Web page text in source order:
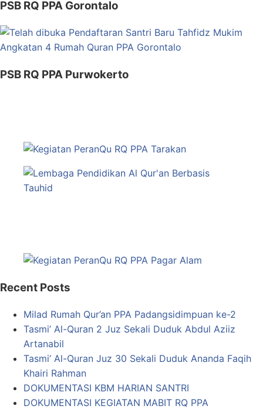
PSB RQ PPA Gorontalo
PSB RQ PPA Purwokerto
Recent Posts
Milad Rumah Qur’an PPA Padangsidimpuan ke-2
Tasmi’ Al-Quran 2 Juz Sekali Duduk Abdul Aziiz
Artanabil
Tasmi’ Al-Quran Juz 30 Sekali Duduk Ananda Faqih
Khairi Rahman
DOKUMENTASI KBM HARIAN SANTRI
DOKUMENTASI KEGIATAN MABIT RQ PPA